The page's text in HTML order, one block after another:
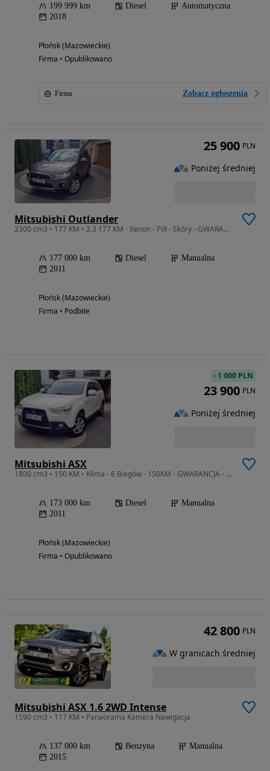
199 999 km Diesel
Automatyczna
2018
Płońsk (Mazowieckie)
Firma • Opublikowano
Firma Zobacz ogłoszenia
Mitsubishi Outlander
2300 cm3 • 177 KM • 2.3 177 KM - Xenon - Pół - Skóry - GWARANCJA - Zakup Door to Door
177 000 km Diesel
Manualna
2011
Płońsk (Mazowieckie)
Firma • Podbite
25 900 PLN
Poniżej średniej
Mitsubishi ASX
1800 cm3 • 150 KM • Klima - 6 Biegów - 150KM - GWARANCJA - Zakup Door To Door
173 000 km Diesel
Manualna
2011
Płońsk (Mazowieckie)
Firma • Opublikowano
- 1 000 PLN
23 900 PLN
Poniżej średniej
Mitsubishi ASX 1.6 2WD Intense
1590 cm3 • 117 KM • Panaorama Kamera Nawigacja
137 000 km Benzyna
Manualna
2015
42 800 PLN
W granicach średniej